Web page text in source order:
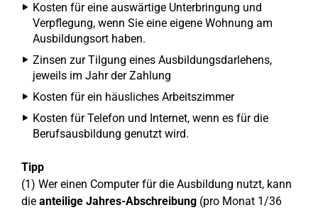
Kosten für eine auswärtige Unterbringung und
Verpflegung, wenn Sie eine eigene Wohnung am
Ausbildungsort haben.
Zinsen zur Tilgung eines Ausbildungsdarlehens,
jeweils im Jahr der Zahlung
Kosten für ein häusliches Arbeitszimmer
Kosten für Telefon und Internet, wenn es für die
Berufsausbildung genutzt wird.
Tipp
(1) Wer einen Computer für die Ausbildung nutzt, kann
die anteilige Jahres-Abschreibung (pro Monat 1/36